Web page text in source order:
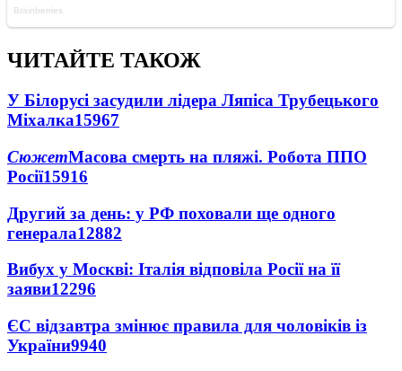
ЧИТАЙТЕ ТАКОЖ
У Білорусі засудили лідера Ляпіса Трубецького
Міхалка15967
СюжетМасова смерть на пляжі. Робота ППО
Росії15916
Другий за день: у РФ поховали ще одного
генерала12882
Вибух у Москві: Італія відповіла Росії на її
заяви12296
ЄС відзавтра змінює правила для чоловіків із
України9940